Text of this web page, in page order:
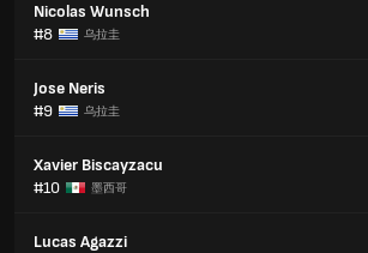
Nicolas Wunsch
#8
乌拉圭
Jose Neris
#9
乌拉圭
Xavier Biscayzacu
#10
墨西哥
Lucas Agazzi